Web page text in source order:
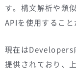
す。構文解析や類
APIを使用すること
現在はDevelopers
提供されており、